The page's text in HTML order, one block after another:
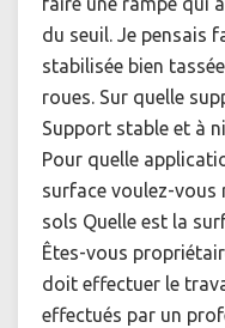
du seuil. Je pensais
stabilisée bien
roues. Sur quelle
Support stable et à
Pour quelle
surface voulez-vous
sols Quelle est la
Êtes-vous
doit effectuer le
effectués par un